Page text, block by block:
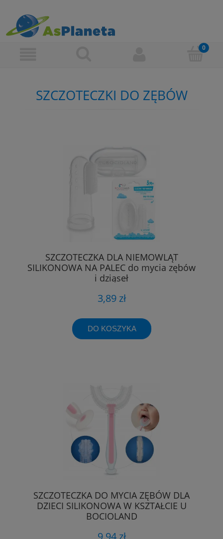
SZCZOTECZKI DO ZĘBÓW
SZCZOTECZKA DLA NIEMOWLĄT
SILIKONOWA NA PALEC do mycia zębów
i dziąseł
3,89 zł
DO KOSZYKA
SZCZOTECZKA DO MYCIA ZĘBÓW DLA
DZIECI SILIKONOWA W KSZTAŁCIE U
BOCIOLAND